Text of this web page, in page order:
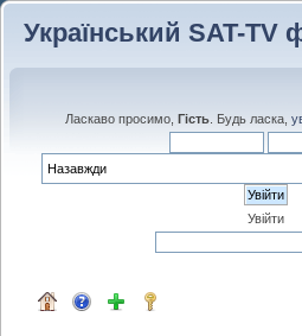
Український SAT-TV
Ласкаво просимо, Гість . Будь ласка,
Увійти